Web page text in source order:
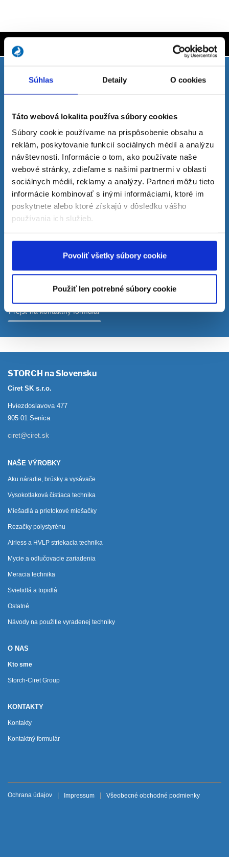
Súhlas Detaily O cookies
Táto webová lokalita používa súbory cookies
Súbory cookie používame na prispôsobenie obsahu a
reklám, poskytovanie funkcií sociálnych médií a analýzu
návštevnosti. Informácie o tom, ako používate naše
webové stránky, zdieľame s našimi partnermi v oblasti
sociálnych médií, reklamy a analýzy. Partneri môžu tieto
informácie kombinovať s inými informáciami, ktoré im
poskytnete alebo ktoré získajú v dôsledku vášho
používania ich služieb.
Povoliť všetky súbory cookie
Použiť len potrebné súbory cookie
Kontaktujte nás
Môžete nás kontaktovať!
Telefon: +421 346 540 150
E-mail:ciret@ciret.sk
Naši obchodní zástupcovia a technici značky STORCH sú Vám k
dispozícii. Nižšie nájdete kontaktný formulár, cez ktorý nás
môžete priamo kontaktovať.
Prejsť na kontaktný formulár
STORCH na Slovensku
Ciret SK s.r.o.
Hviezdoslavova 477
905 01 Senica
ciret@ciret.sk
NAŠE VÝROBKY
Aku náradie, brúsky a vysávače
Vysokotlaková čistiaca technika
Miešadlá a prietokové miešačky
Rezačky polystyrénu
Airless a HVLP striekacia technika
Mycie a odlučovacie zariadenia
Meracia technika
Svietidlá a topidlá
Ostatné
Návody na použitie vyradenej techniky
O NAS
Kto sme
Storch-Ciret Group
KONTAKTY
Kontakty
Kontaktný formulár
Ochrana údajov Impressum Všeobecné obchodné podmienky